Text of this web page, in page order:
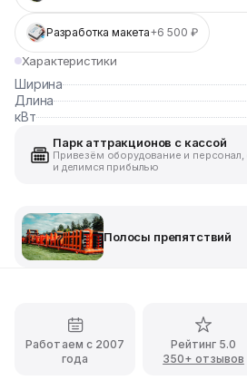
Разработка макета+6 500 ₽
Характеристики
Ширина
Длина
кВт
Парк аттракционов с кассой
Привезём оборудование и
и делимся прибылью
Полосы препятствий
Работаем с 2007
года
Рейтинг 5.0
350+ отзывов